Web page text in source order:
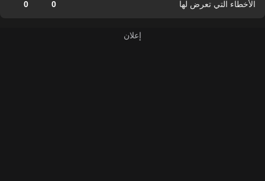
الأخطاء التي تعرض لها 0
0